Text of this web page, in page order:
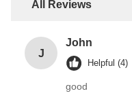
All Reviews
J
John
Helpful (4)
good